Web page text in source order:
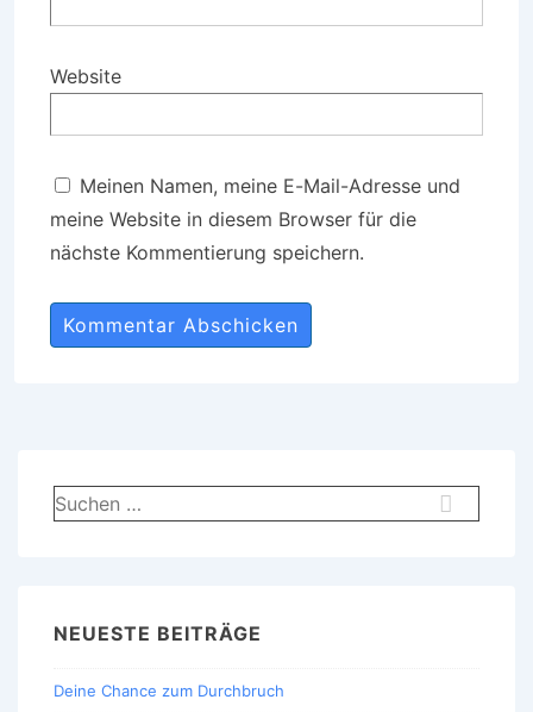
Website
Meinen Namen, meine E-Mail-Adresse und
meine Website in diesem Browser für die
nächste Kommentierung speichern.
NEUESTE BEITRÄGE
Deine Chance zum Durchbruch